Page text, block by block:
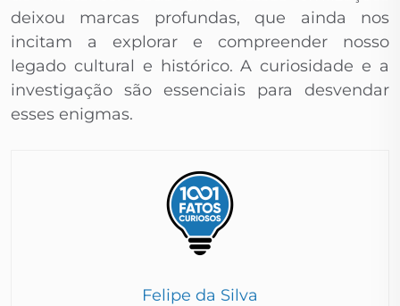
deixou marcas profundas, que ainda nos
incitam a explorar e compreender nosso
legado cultural e histórico. A curiosidade e a
investigação são essenciais para desvendar
esses enigmas.
Felipe da Silva